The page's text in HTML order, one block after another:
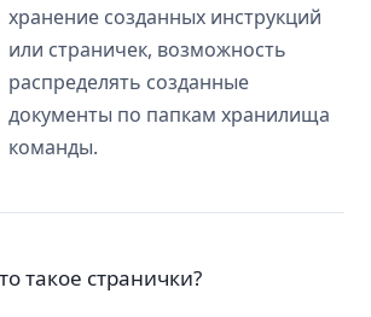
хранение созданных инструкций
или страничек, возможность
распределять созданные
документы по папкам хранилища
команды.
такое странички?